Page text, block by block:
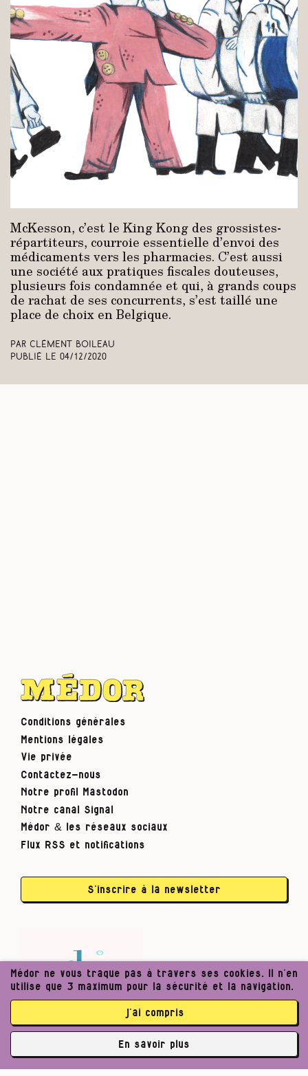
McKesson, c’est le King Kong des grossistes-
répartiteurs, courroie essentielle d’envoi des
médicaments vers les pharmacies. C’est aussi
une société aux pratiques fiscales douteuses,
plusieurs fois condamnée et qui, à grands coups
de rachat de ses concurrents, s’est taillé une
place de choix en Belgique.
Par Clément Boileau
Publié le 04/12/2020
Conditions générales
Mentions légales
Vie privée
Contactez-nous
Notre profil Mastodon
Notre canal Signal
Médor & les réseaux sociaux
Flux RSS et notifications
S’inscrire à la newsletter
Médor ne vous traque pas à travers ses cookies. Il n’en
utilise que 3 maximum pour la sécurité et la navigation.
j’ai compris
En savoir plus